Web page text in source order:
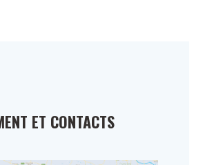
ET CONTACTS